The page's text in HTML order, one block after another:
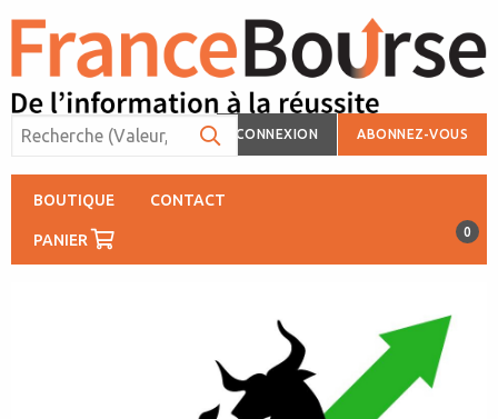
CONNEXION ABONNEZ-VOUS
BOUTIQUE CONTACT
PANIER 0